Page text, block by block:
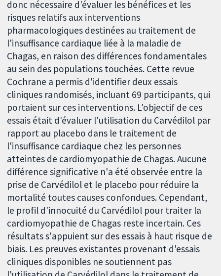
donc nécessaire d'évaluer les bénéfices et les
risques relatifs aux interventions
pharmacologiques destinées au traitement de
l'insuffisance cardiaque liée à la maladie de
Chagas, en raison des différences fondamentales
au sein des populations touchées. Cette revue
Cochrane a permis d'identifier deux essais
cliniques randomisés, incluant 69 participants, qui
portaient sur ces interventions. L'objectif de ces
essais était d'évaluer l'utilisation du Carvédilol par
rapport au placebo dans le traitement de
l'insuffisance cardiaque chez les personnes
atteintes de cardiomyopathie de Chagas. Aucune
différence significative n'a été observée entre la
prise de Carvédilol et le placebo pour réduire la
mortalité toutes causes confondues. Cependant,
le profil d'innocuité du Carvédilol pour traiter la
cardiomyopathie de Chagas reste incertain. Ces
résultats s'appuient sur des essais à haut risque de
biais. Les preuves existantes provenant d'essais
cliniques disponibles ne soutiennent pas